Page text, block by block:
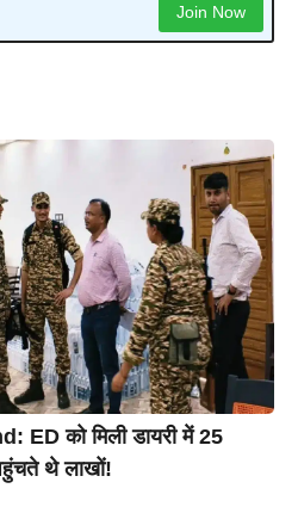
Join Now
को मिली डायरी में 25
थे लाखों!